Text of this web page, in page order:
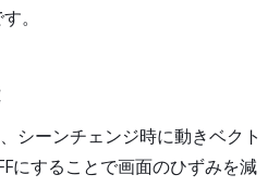
。
シーンチェンジ時に動きベクト
にすることで画面のひずみを減